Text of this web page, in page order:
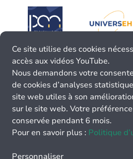
Ce site utilise des cookies
accès aux vidéos YouTube.
Nous demandons votre
de cookies d’analyses
site web utiles à son
sur le site web. Votre
conservée pendant 6 mois.
Pour en savoir plus : Politique
Personnaliser